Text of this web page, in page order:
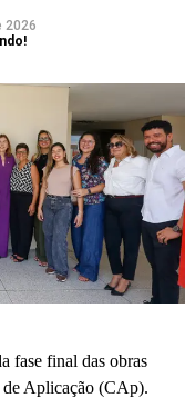
2026
fase final das obras
Aplicação (CAp).